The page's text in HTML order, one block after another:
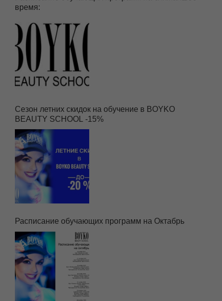
время:
Сезон летних скидок на обучение в BOYKO
BEAUTY SCHOOL -15%
Расписание обучающих программ на Октабрь